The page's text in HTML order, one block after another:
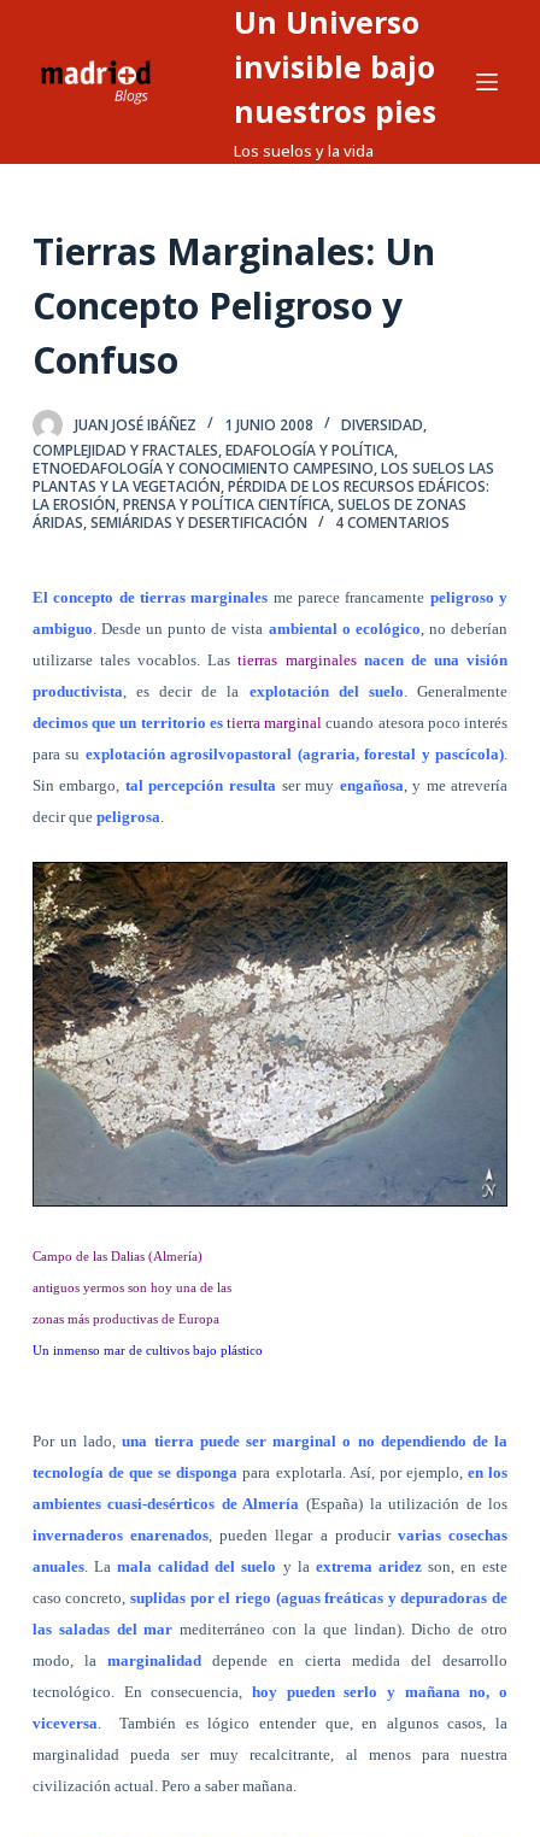
o
n
d
o
Un Universo
invisible bajo
nuestros pies
Los suelos y la vida
Tierras Marginales: Un
Concepto Peligroso y
Confuso
JUAN JOSÉ IBÁÑEZ 1 JUNIO 2008
DIVERSIDAD,
COMPLEJIDAD Y FRACTALES,EDAFOLOGÍA Y POLÍTICA,
ETNOEDAFOLOGÍA Y CONOCIMIENTO CAMPESINO,LOS SUELOS LAS
PLANTAS Y LA VEGETACIÓN,PÉRDIDA DE LOS RECURSOS EDÁFICOS:
LA EROSIÓN,PRENSA Y POLÍTICA CIENTÍFICA,SUELOS DE ZONAS
ÁRIDAS, SEMIÁRIDAS Y DESERTIFICACIÓN
4 COMENTARIOS
El concepto de tierras marginales me parece francamente peligroso y
ambiguo . Desde un punto de vista ambiental o ecológico , no deberían
utilizarse tales vocablos. Lastierras marginales nacen de una visión
productivista , es decir de la explotación del suelo . Generalmente
decimos que un territorio es tierra marginal cuando atesora poco interés
para su explotación agrosilvopastoral (agraria, forestal y pascícola)
Sin embargo, tal percepción resulta ser muy engañosa , y me atrevería
decir que peligrosa
Campo de las Dalias (Almería)
antiguos yermos son hoy una de las
zonas más productivas de Europa
Un inmenso mar de cultivos bajo plástico
Por un lado,una tierra puede ser marginal o no dependiendo de la
tecnología de que se disponga para explotarla. Así, por ejemplo, en los
ambientes cuasi-desérticos de Almería (España) la utilización de los
invernaderos enarenados , pueden llegar a producir varias cosechas
anuales. Lamala calidad del suelo y la extrema aridezson, en este
caso concreto, suplidas por el riego (aguas freáticas y depuradoras de
las saladas del mar mediterráneo con la que lindan). Dicho de otro
modo, la marginalidaddepende en cierta medida del desarrollo
tecnológico. En consecuencia, hoy pueden serlo y mañana no, o
viceversa
También es lógico entender que, en algunos casos, la
marginalidad pueda ser muy recalcitrante, al menos para nuestra
civilización actual. Pero a saber mañana.